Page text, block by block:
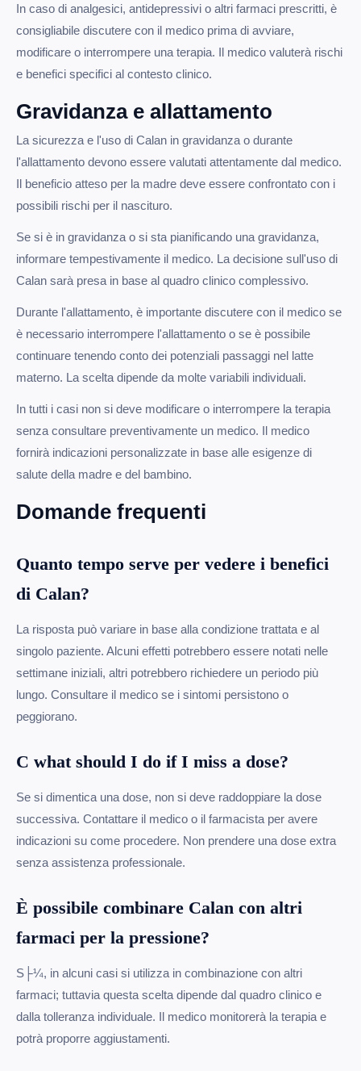
In caso di analgesici, antidepressivi o altri farmaci prescritti, è
consigliabile discutere con il medico prima di avviare,
modificare o interrompere una terapia. Il medico valuterà rischi
e benefici specifici al contesto clinico.
Gravidanza e allattamento
La sicurezza e l'uso di Calan in gravidanza o durante
l'allattamento devono essere valutati attentamente dal medico.
Il beneficio atteso per la madre deve essere confrontato con i
possibili rischi per il nascituro.
Se si è in gravidanza o si sta pianificando una gravidanza,
informare tempestivamente il medico. La decisione sull'uso di
Calan sarà presa in base al quadro clinico complessivo.
Durante l'allattamento, è importante discutere con il medico se
è necessario interrompere l'allattamento o se è possibile
continuare tenendo conto dei potenziali passaggi nel latte
materno. La scelta dipende da molte variabili individuali.
In tutti i casi non si deve modificare o interrompere la terapia
senza consultare preventivamente un medico. Il medico
fornirà indicazioni personalizzate in base alle esigenze di
salute della madre e del bambino.
Domande frequenti
Quanto tempo serve per vedere i benefici
di Calan?
La risposta può variare in base alla condizione trattata e al
singolo paziente. Alcuni effetti potrebbero essere notati nelle
settimane iniziali, altri potrebbero richiedere un periodo più
lungo. Consultare il medico se i sintomi persistono o
peggiorano.
C what should I do if I miss a dose?
Se si dimentica una dose, non si deve raddoppiare la dose
successiva. Contattare il medico o il farmacista per avere
indicazioni su come procedere. Non prendere una dose extra
senza assistenza professionale.
È possibile combinare Calan con altri
farmaci per la pressione?
S├¼, in alcuni casi si utilizza in combinazione con altri
farmaci; tuttavia questa scelta dipende dal quadro clinico e
dalla tolleranza individuale. Il medico monitorerà la terapia e
potrà proporre aggiustamenti.